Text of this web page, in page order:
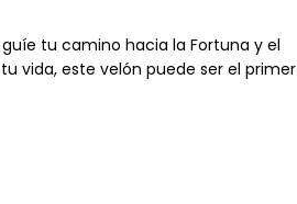
tu camino hacia la Fortuna y el
vida, este velón puede ser el primer